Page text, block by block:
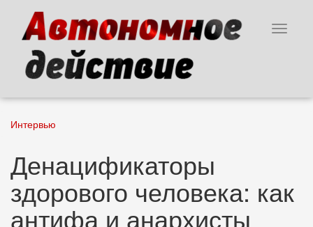
основному
содержанию
Toggle
Интервью
Денацификаторы
здорового человека: как
антифа и анархисты